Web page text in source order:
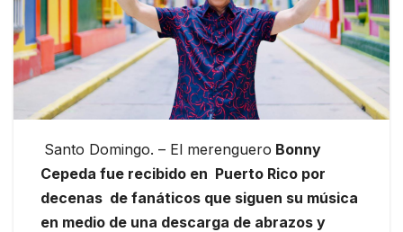
Santo Domingo. – El merenguero Bonny
Cepeda fue recibido en Puerto Rico por
decenas de fanáticos que siguen su música
en medio de una descarga de abrazos y